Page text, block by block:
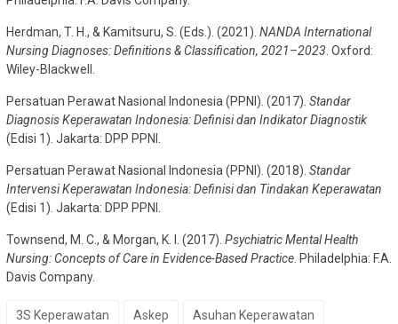
Herdman, T. H., & Kamitsuru, S. (Eds.). (2021). NANDA International
Nursing Diagnoses: Definitions & Classification, 2021–2023 . Oxford:
Wiley-Blackwell.
Persatuan Perawat Nasional Indonesia (PPNI). (2017). Standar
Diagnosis Keperawatan Indonesia: Definisi dan Indikator Diagnostik
(Edisi 1). Jakarta: DPP PPNI.
Persatuan Perawat Nasional Indonesia (PPNI). (2018). Standar
Intervensi Keperawatan Indonesia: Definisi dan Tindakan Keperawatan
(Edisi 1). Jakarta: DPP PPNI.
Townsend, M. C., & Morgan, K. I. (2017). Psychiatric Mental Health
Nursing: Concepts of Care in Evidence-Based Practice . Philadelphia: F.A.
Davis Company.
3S Keperawatan Askep Asuhan Keperawatan